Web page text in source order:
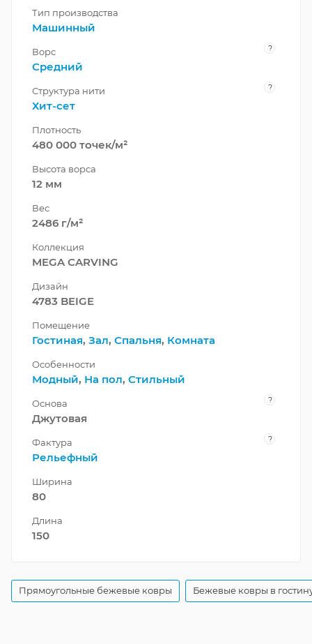
Тип производства
Машинный
Ворс ?
Средний
Структура нити ?
Хит-сет
Плотность
480 000 точек/м²
Высота ворса
12 мм
Вес
2486 г/м²
Коллекция
MEGA CARVING
Дизайн
4783 BEIGE
Помещение
Гостиная, Зал, Спальня, Комната
Особенности
Модный, На пол, Стильный
Основа ?
Джутовая
Фактура ?
Рельефный
Ширина
80
Длина
150
Прямоугольные бежевые ковры Бежевые ковры в